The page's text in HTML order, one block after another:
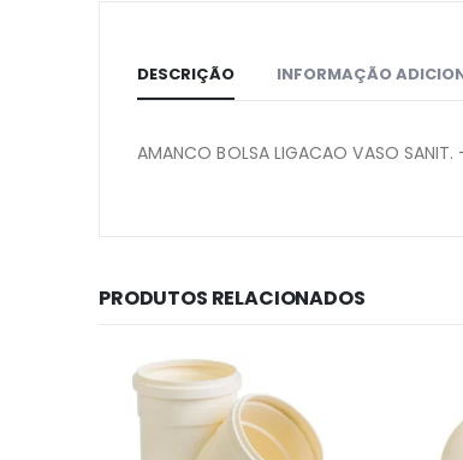
DESCRIÇÃO INFORMAÇÃO
AMANCO BOLSA LIGACAO VASO SANIT.
PRODUTOS RELACIONADOS